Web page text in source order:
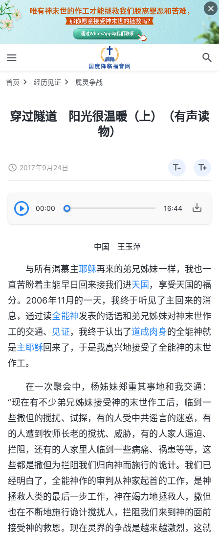
首页 经历见证 属灵争战
穿过隧道 阳光很温暖（上）（有声读
物）
2017年9月24日
00:00 16:44
中国 王玉萍
与所有渴慕主耶稣再来的弟兄姊妹一样，我也一
直苦盼着主能早日回来接我们进天国 ，享受天国的福
分。2006年11月的一天，我终于听见了主回来的消
息，通过读全能神发表的话语和弟兄姊妹对神末世作
工的交通、
见证，我终于认出了道成肉身的全能神就
是主耶稣回来了，于是我高兴地接受了全能神的末世
作工。
在一次聚会中，杨姊妹郑重其事地和我交通：
“现在有不少弟兄姊妹接受神的末世作工后，临到一
些撒但的搅扰、试探，有的人受中共谣言的迷惑，有
的人遭到牧师长老的搅扰、威胁，有的人家人逼迫、
拦阻，还有的人家里人临到一些病痛、祸患等等，这
些都是撒但为拦阻我们归向神而施行的诡计。我们已
经明白了，全能神作的审判从神家起首的工作，是神
拯救人类的最后一步工作，神在竭力地拯救人，撒但
也在不断地施行诡计搅扰人，拦阻我们来到神的面前
接受神的救恩。现在灵界的争战是越来越激烈，这就